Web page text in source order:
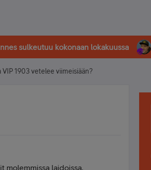
sulkeutuu kokonaan lokakuussa
VIP 1903 vetelee viimeisiään?
molemmissa laidoissa.